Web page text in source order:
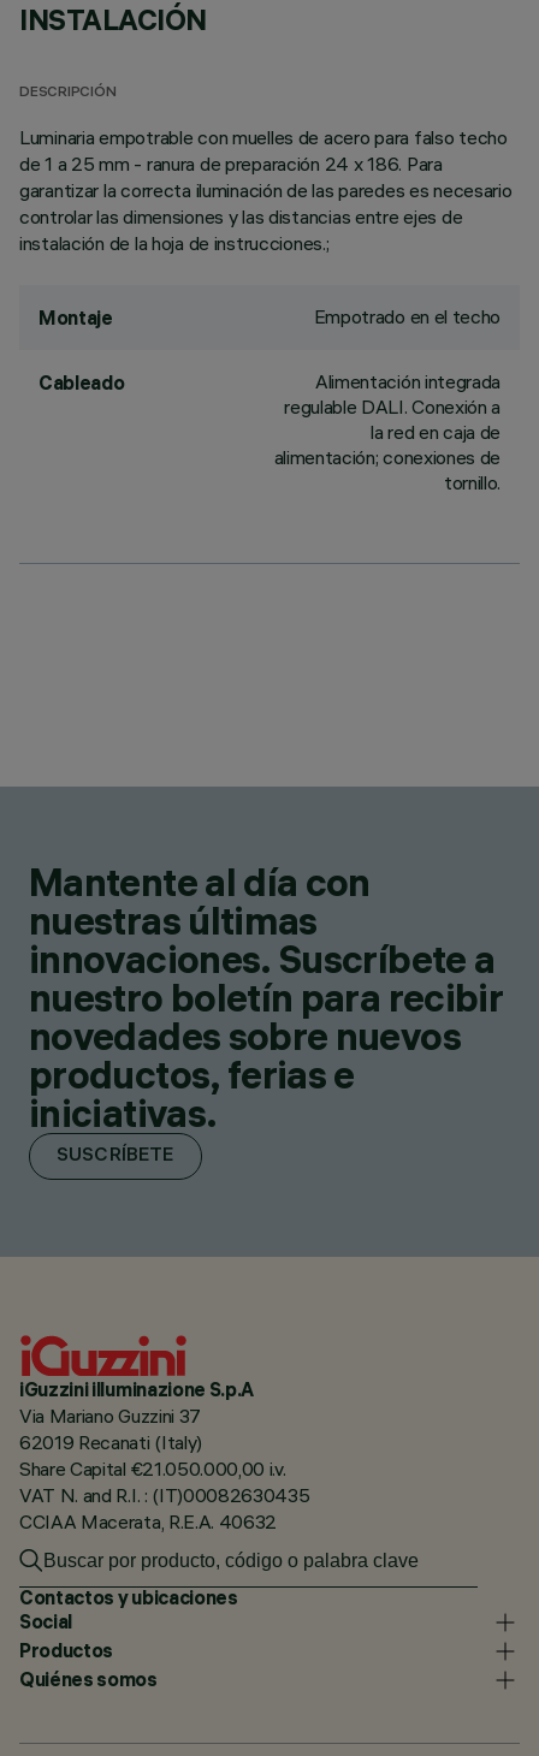
INSTALACIÓN
DESCRIPCIÓN
Luminaria empotrable con muelles de acero para falso techo
de 1 a 25 mm - ranura de preparación 24 x 186. Para
garantizar la correcta iluminación de las paredes es necesario
controlar las dimensiones y las distancias entre ejes de
instalación de la hoja de instrucciones.;
Montaje Empotrado en el techo
Cableado
Alimentación integrada
regulable DALI. Conexión a
la red en caja de
alimentación; conexiones de
tornillo.
Mantente al día con
nuestras últimas
innovaciones. Suscríbete a
nuestro boletín para recibir
novedades sobre nuevos
productos, ferias e
iniciativas.
SUSCRÍBETE
iGuzzini illuminazione S.p.A
Via Mariano Guzzini 37
62019 Recanati (Italy)
Share Capital €21.050.000,00 i.v.
VAT N. and R.I. : (IT)00082630435
CCIAA Macerata, R.E.A. 40632
Contactos y ubicaciones
Social
Productos
Quiénes somos